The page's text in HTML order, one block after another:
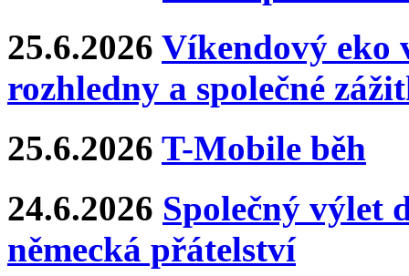
25.6.2026 Víkendový eko
rozhledny a společné
25.6.2026 T-Mobile běh
24.6.2026 Společný výlet
německá přátelství